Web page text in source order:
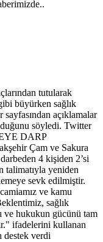
tutularak
büyürken sağlık
açıklamalar
söyledi. Twitter
DARP
Çam ve Sakura
4 kişiden 2’si
talimatıyla yeniden
sevk edilmiştir.
ve kamu
sağlık
ve hukukun gücünü tam
ifadelerini kullanan
destek verdi